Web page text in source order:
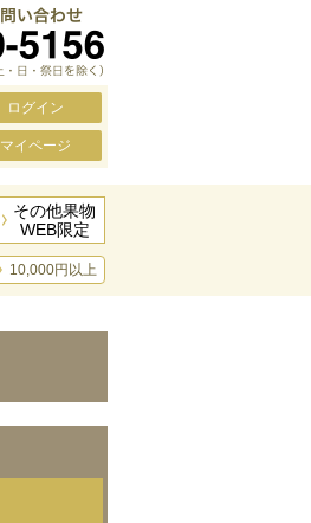
ログイン
マイページ
その他果物
WEB限定
10,000円以上